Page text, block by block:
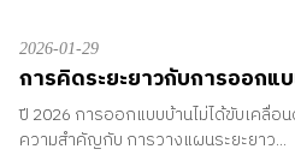
2026-01-29
การคิดระยะยาวกับการออกแ
ปี 2026 การออกแบบบ้านไม่ได้ขับเคลื่อ
ความสำคัญกับ การวางแผนระยะยาว...